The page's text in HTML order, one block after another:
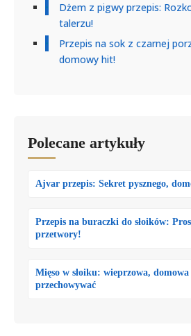
Dżem z pigwy przepis:
talerzu!
Przepis na sok z czarnej
domowy hit!
Polecane artykuły
Ajvar przepis: Sekret pysznego,
Przepis na buraczki do słoików:
przetwory!
Mięso w słoiku: wieprzowa,
przechowywać